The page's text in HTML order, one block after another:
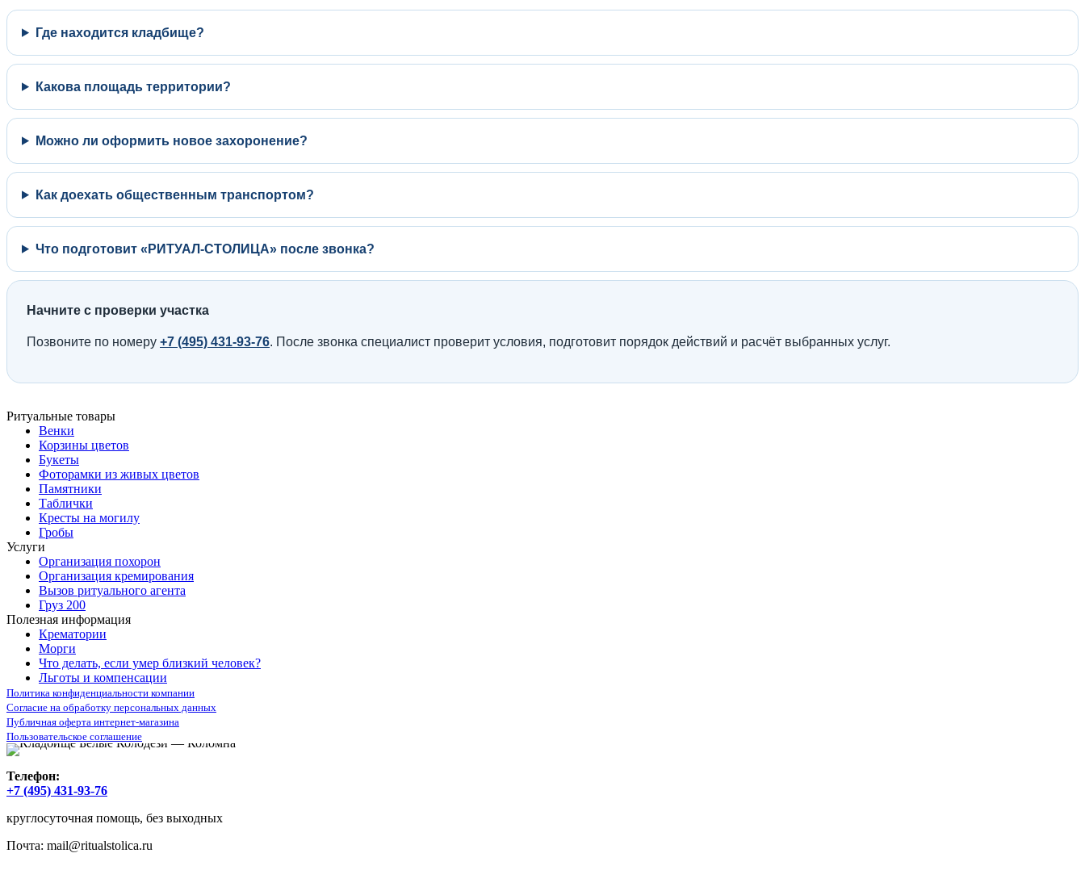
Где находится кладбище?
Какова площадь территории?
Можно ли оформить новое захоронение?
Как доехать общественным транспортом?
Что подготовит «РИТУАЛ-СТОЛИЦА» после звонка?
Начните с проверки участка
Позвоните по номеру +7 (495) 431-93-76. После звонка специалист проверит условия, подготовит порядок действий и расчёт выбранных услуг.
Ритуальные товары
Венки
Корзины цветов
Букеты
Фоторамки из живых цветов
Памятники
Таблички
Кресты на могилу
Гробы
Услуги
Организация похорон
Организация кремирования
Вызов ритуального агента
Груз 200
Полезная информация
Крематории
Морги
Что делать, если умер близкий человек?
Льготы и компенсации
Политика конфиденциальности компании
Согласие на обработку персональных данных
Публичная оферта интернет-магазина
Пользовательское соглашение
Телефон:
+7 (495) 431-93-76
круглосуточная помощь, без выходных
Почта: mail@ritualstolica.ru